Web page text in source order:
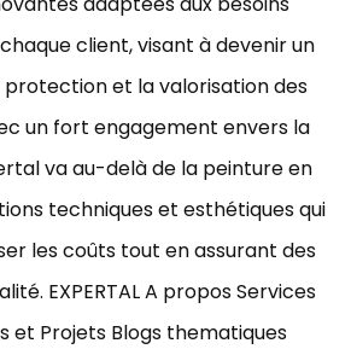
client, visant à devenir un
protection et la valorisation des
un fort engagement envers la
va au-delà de la peinture en
techniques et esthétiques qui
les coûts tout en assurant des
EXPERTAL A propos Services
et Projets Blogs thematiques